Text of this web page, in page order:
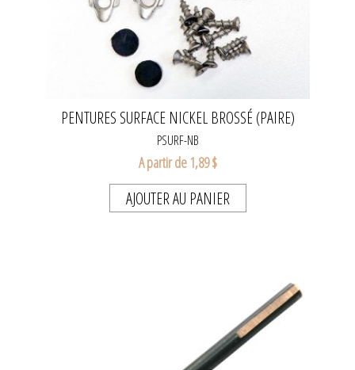
PENTURES SURFACE NICKEL BROSSÉ (PAIRE)
PSURF-NB
A partir de 1,89 $
AJOUTER AU PANIER